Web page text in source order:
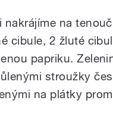
nakrájíme na
cibule, 2 žluté
papriku.
stroužky
na plátky